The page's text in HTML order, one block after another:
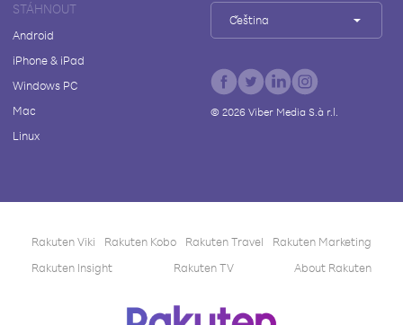
STÁHNOUT
Android
iPhone & iPad
Windows PC
Mac
Linux
Čeština
© 2026Viber Media S.à r.l.
Rakuten Viki Rakuten Kobo Rakuten Travel
Rakuten Marketing
Rakuten Insight
Rakuten TV About Rakuten